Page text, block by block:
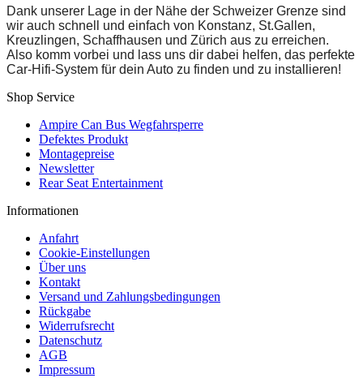
Dank unserer Lage in der Nähe der Schweizer Grenze sind
wir auch schnell und einfach von Konstanz, St.Gallen,
Kreuzlingen, Schaffhausen und Zürich aus zu erreichen.
Also komm vorbei und lass uns dir dabei helfen, das perfekte
Car-Hifi-System für dein Auto zu finden und zu installieren!
Shop Service
Ampire Can Bus Wegfahrsperre
Defektes Produkt
Montagepreise
Newsletter
Rear Seat Entertainment
Informationen
Anfahrt
Cookie-Einstellungen
Über uns
Kontakt
Versand und Zahlungsbedingungen
Rückgabe
Widerrufsrecht
Datenschutz
AGB
Impressum